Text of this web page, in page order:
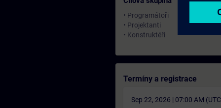
• Programátoři
• Projektanti
• Konstruktéři
Termíny a registrace
Sep 22, 2026 | 07:00 AM